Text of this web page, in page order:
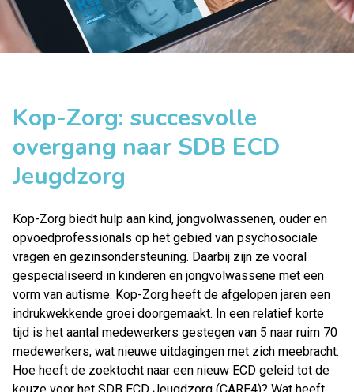
Kop-Zorg: succesvolle
overgang naar SDB ECD
Jeugdzorg
Kop-Zorg biedt hulp aan kind, jongvolwassenen, ouder en
opvoedprofessionals op het gebied van psychosociale
vragen en gezinsondersteuning. Daarbij zijn ze vooral
gespecialiseerd in kinderen en jongvolwassene met een
vorm van autisme. Kop-Zorg heeft de afgelopen jaren een
indrukwekkende groei doorgemaakt. In een relatief korte
tijd is het aantal medewerkers gestegen van 5 naar ruim 70
medewerkers, wat nieuwe uitdagingen met zich meebracht.
Hoe heeft de zoektocht naar een nieuw ECD geleid tot de